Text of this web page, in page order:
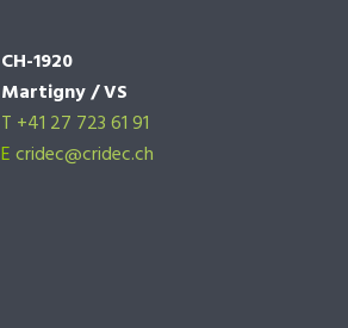
CH-1920
Martigny / VS
T +41 27 723 61 91
Ecridec@cridec.ch